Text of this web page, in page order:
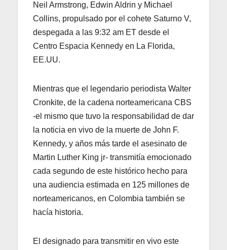
Neil Armstrong, Edwin Aldrin y Michael
Collins, propulsado por el cohete Saturno V,
despegada a las 9:32 am ET desde el
Centro Espacia Kennedy en La Florida,
EE.UU.
Mientras que el legendario periodista Walter
Cronkite, de la cadena norteamericana CBS
-el mismo que tuvo la responsabilidad de dar
la noticia en vivo de la muerte de John F.
Kennedy, y años más tarde el asesinato de
Martin Luther King jr- transmitía emocionado
cada segundo de este histórico hecho para
una audiencia estimada en 125 millones de
norteamericanos, en Colombia también se
hacía historia.
El designado para transmitir en vivo este